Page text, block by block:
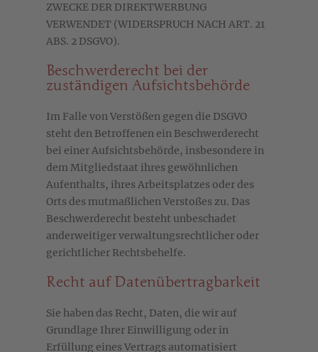
ZWECKE DER DIREKTWERBUNG
VERWENDET (WIDERSPRUCH NACH ART. 21
ABS. 2 DSGVO).
Beschwerde­recht bei der
zuständigen Aufsichts­behörde
Im Falle von Verstößen gegen die DSGVO
steht den Betroffenen ein Beschwerderecht
bei einer Aufsichtsbehörde, insbesondere in
dem Mitgliedstaat ihres gewöhnlichen
Aufenthalts, ihres Arbeitsplatzes oder des
Orts des mutmaßlichen Verstoßes zu. Das
Beschwerderecht besteht unbeschadet
anderweitiger verwaltungsrechtlicher oder
gerichtlicher Rechtsbehelfe.
Recht auf Daten­übertrag­barkeit
Sie haben das Recht, Daten, die wir auf
Grundlage Ihrer Einwilligung oder in
Erfüllung eines Vertrags automatisiert